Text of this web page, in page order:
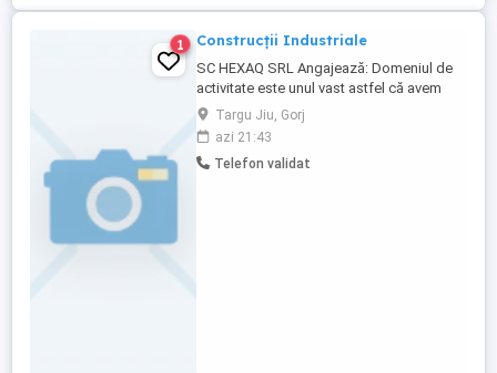
1 Construcții Industriale
SC HEXAQ SRL Angajează: Domeniul de
activitate este unul vast astfel că avem
nevoie atât de oameni necalificati dar și
de persoane calificate ! - protecții
industriale prin izolații termice cu vata și
tabla - protecții cu cauciuc - protecții cu
Targu Jiu, Gorj
azi 21:43
Telefon validat